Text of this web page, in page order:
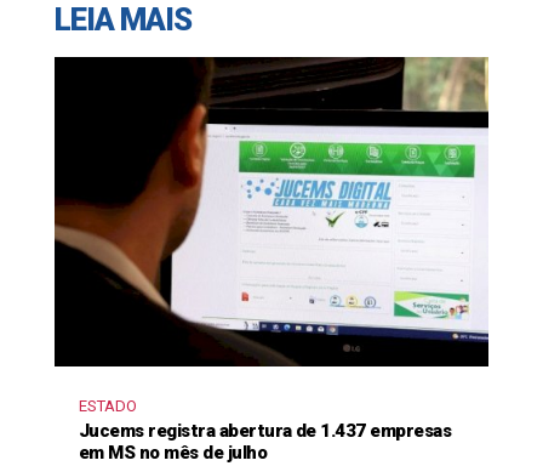
LEIA MAIS
ESTADO
Jucems registra abertura de 1.437 empresas
em MS no mês de julho